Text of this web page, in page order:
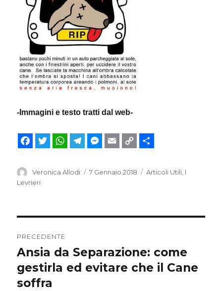
-Immagini e testo tratti dal web-
a
c
b
k
w
t
h
s
p
e
g
m
e
e
e
r
m
l
L
k
o
i
d
Autore
Veronica Allodi
Pubblicato
7 Gennaio 2018 Categorie
Articoli Utili I
Levrieri
articoli
PRECEDENTE
Articolo
precedente:
Ansia da Separazione: come
gestirla ed evitare che il Cane
soffra